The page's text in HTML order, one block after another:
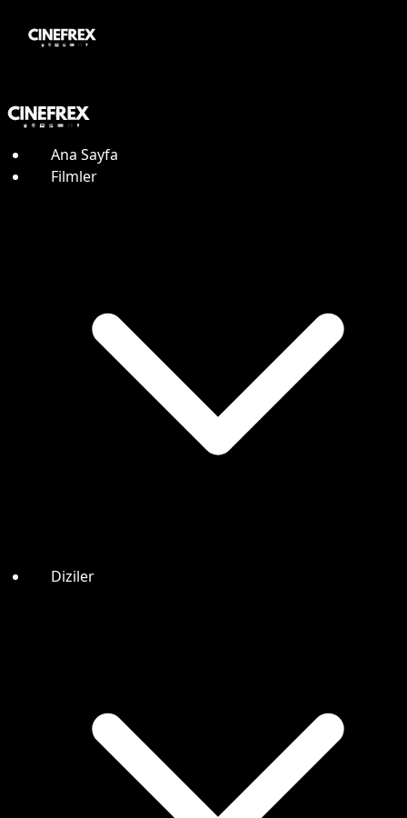
Ana Sayfa
Filmler
Diziler